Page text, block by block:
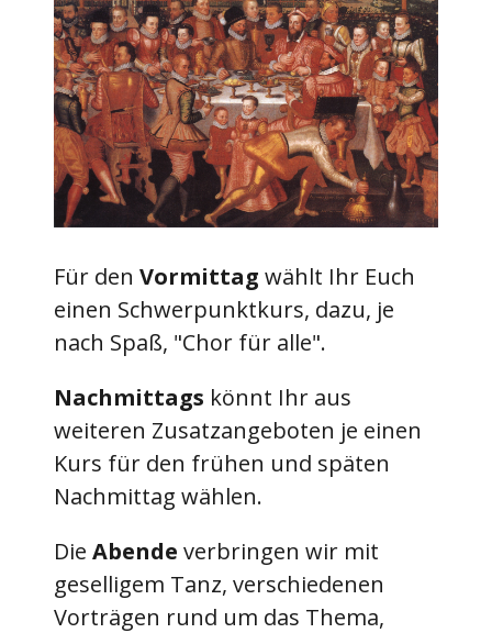
Für den Vormittag wählt Ihr Euch
einen Schwerpunktkurs, dazu, je
nach Spaß, "Chor für alle".
Nachmittags könnt Ihr aus
weiteren Zusatzangeboten je einen
Kurs für den frühen und späten
Nachmittag wählen.
Die Abende verbringen wir mit
geselligem Tanz, verschiedenen
Vorträgen rund um das Thema,